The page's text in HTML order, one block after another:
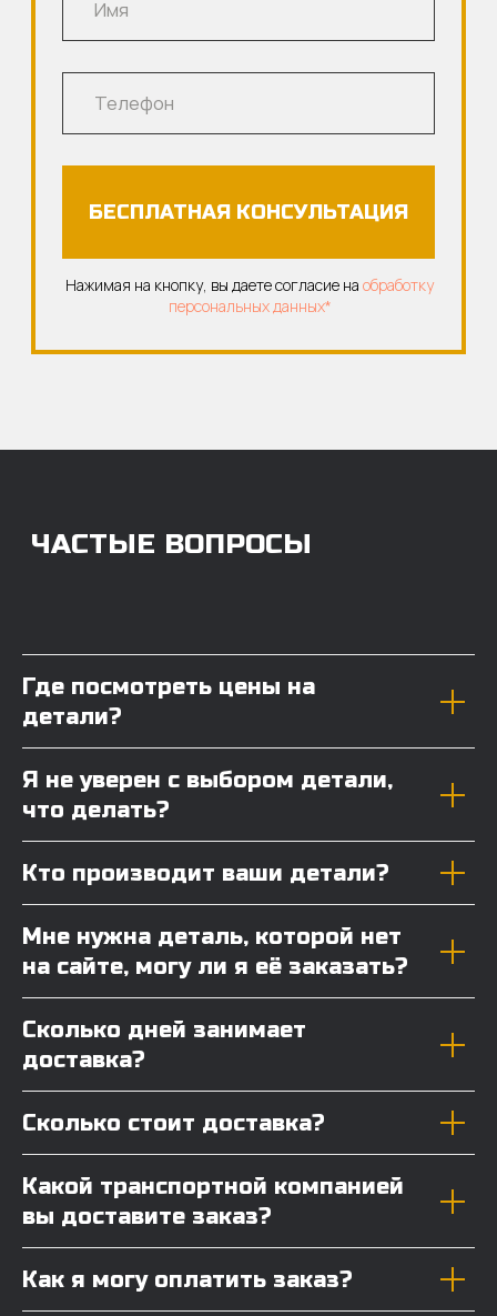
Где посмотреть цены на
детали?
Я не уверен с выбором детали,
что делать?
Кто производит ваши детали?
Мне нужна деталь, которой нет
на сайте, могу ли я её заказать?
Сколько дней занимает
доставка?
Сколько стоит доставка?
Какой транспортной компанией
вы доставите заказ?
Как я могу оплатить заказ?